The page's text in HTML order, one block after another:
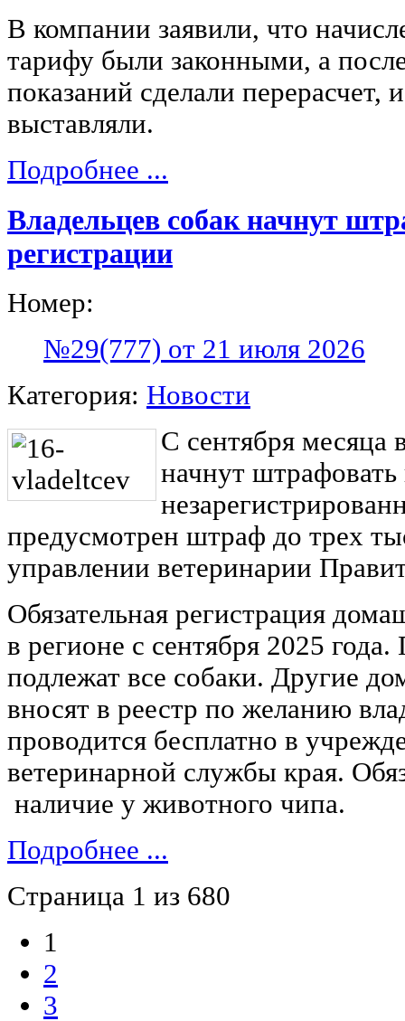
В компании заявили, что
тарифу были законными, а
показаний сделали перерасчет,
выставляли.
Подробнее ...
Владельцев собак начнут
регистрации
Номер:
№29(777) от 21 июля 2026
Категория: Новости
С сентября месяца
начнут штрафовать
предусмотрен штраф до трех
управлении ветеринарии
Обязательная регистрация
в регионе с сентября 2025
подлежат все собаки. Другие
вносят в реестр по желанию
проводится бесплатно в
ветеринарной службы края.
наличие у животного чипа.
Подробнее ...
Страница 1 из 680
1
2
3